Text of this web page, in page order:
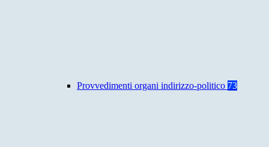
Provvedimenti organi indirizzo-politico 73